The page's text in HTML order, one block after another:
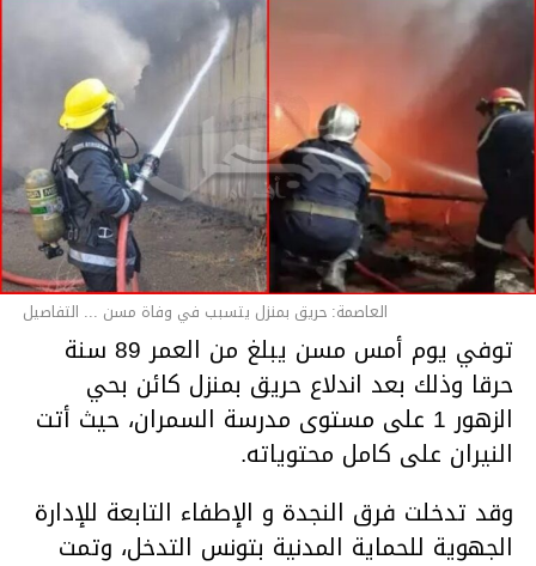
العاصمة: حريق بمنزل يتسبب في وفاة مسن ... التفاصيل
توفي يوم أمس مسن يبلغ من العمر 89 سنة
حرقا وذلك بعد اندلاع حريق بمنزل كائن بحي
الزهور 1 على مستوى مدرسة السمران، حيث أتت
النيران على كامل محتوياته.
وقد تدخلت فرق النجدة و الإطفاء التابعة للإدارة
الجهوية للحماية المدنية بتونس التدخل، وتمت